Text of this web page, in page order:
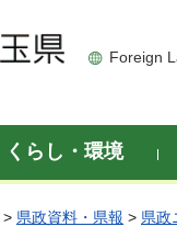
Foreign
くらし・環境
> 県政資料・県報 > 県政